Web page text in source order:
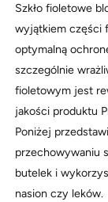
Szkło fioletowe
wyjątkiem części
optymalną
szczególnie
fioletowym jest
jakości produktu
Poniżej
przechowywaniu
butelek i
nasion czy leków.